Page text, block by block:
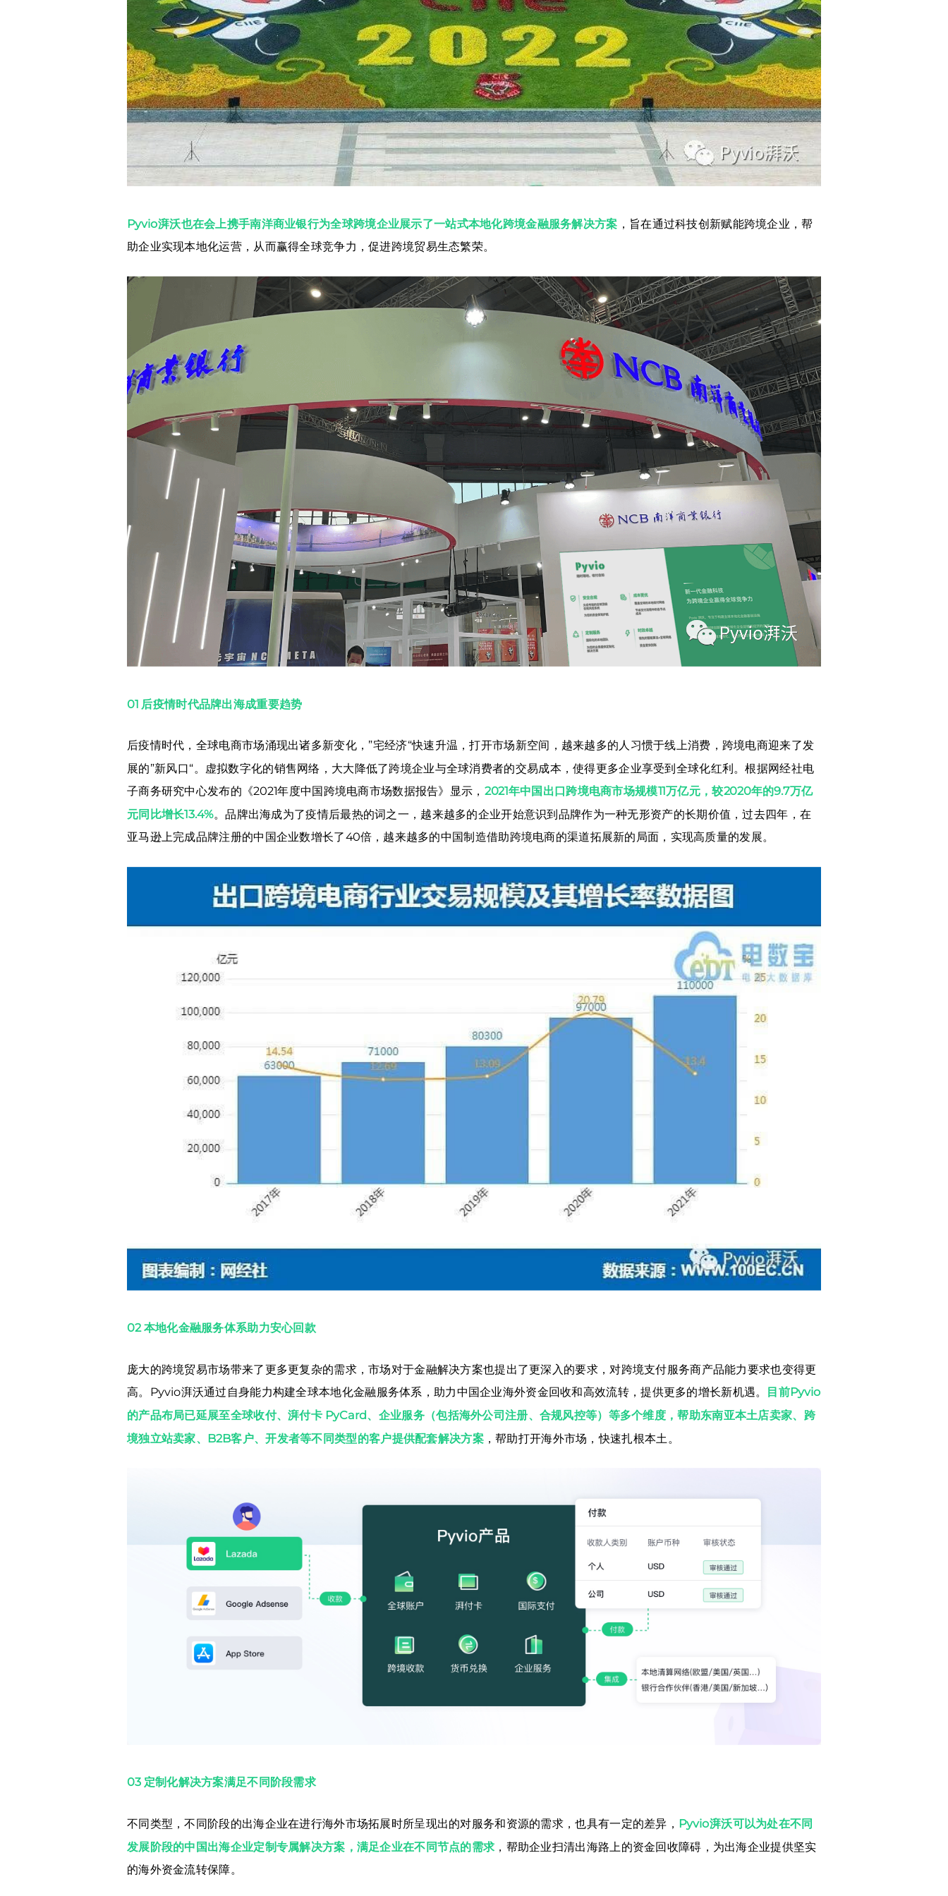
Pyvio湃沃也在会上携手南洋商业银行为全球跨境企业展示了一站式本地化跨境金融服务解决方案 ，旨在通过科技创新赋能跨境企业，帮
助企业实现本地化运营，从而赢得全球竞争力，促进跨境贸易生态繁荣。
01 后疫情时代品牌出海成重要趋势
后疫情时代，全球电商市场涌现出诸多新变化，”宅经济“快速升温，打开市场新空间，越来越多的人习惯于线上消费，跨境电商迎来了发
展的”新风口“。虚拟数字化的销售网络，大大降低了跨境企业与全球消费者的交易成本，使得更多企业享受到全球化红利。根据网经社电
子商务研究中心发布的《2021年度中国跨境电商市场数据报告》显示， 2021年中国出口跨境电商市场规模11万亿元，较2020年的9.7万亿
元同比增长13.4%。品牌出海成为了疫情后最热的词之一，越来越多的企业开始意识到品牌作为一种无形资产的长期价值，过去四年，在
亚马逊上完成品牌注册的中国企业数增长了40倍，越来越多的中国制造借助跨境电商的渠道拓展新的局面，实现高质量的发展。
02 本地化金融服务体系助力安心回款
庞大的跨境贸易市场带来了更多更复杂的需求，市场对于金融解决方案也提出了更深入的要求，对跨境支付服务商产品能力要求也变得更
高。Pyvio湃沃通过自身能力构建全球本地化金融服务体系，助力中国企业海外资金回收和高效流转，提供更多的增长新机遇。 目前Pyvio
的产品布局已延展至全球收付、湃付卡 PyCard、企业服务（包括海外公司注册、合规风控等）等多个维度，帮助东南亚本土店卖家、跨
境独立站卖家、B2B客户、开发者等不同类型的客户提供配套解决方案，帮助打开海外市场，快速扎根本土。
03 定制化解决方案满足不同阶段需求
不同类型，不同阶段的出海企业在进行海外市场拓展时所呈现出的对服务和资源的需求，也具有一定的差异， Pyvio湃沃可以为处在不同
发展阶段的中国出海企业定制专属解决方案，满足企业在不同节点的需求 ，帮助企业扫清出海路上的资金回收障碍，为出海企业提供坚实
的海外资金流转保障。